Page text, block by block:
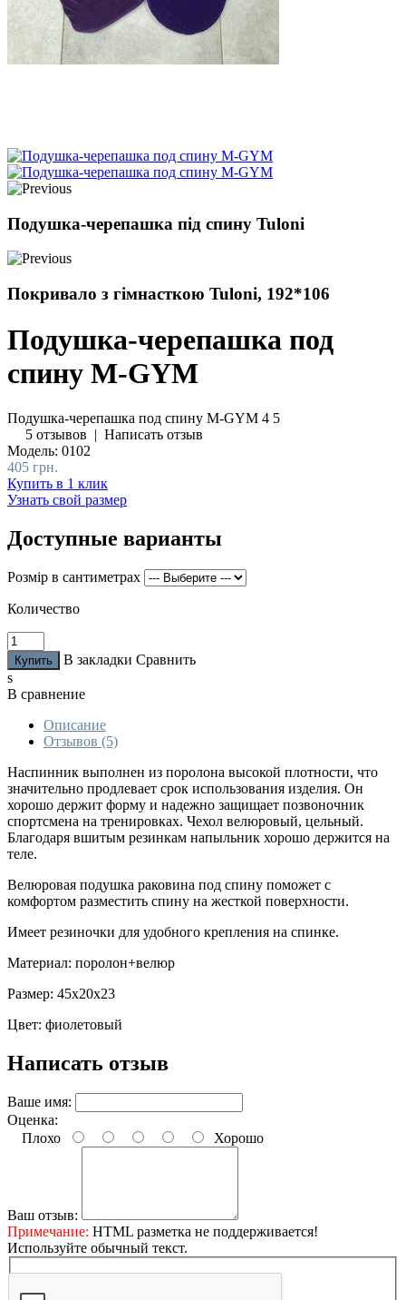
Подушка-черепашка під спину Tuloni
Покривало з гімнасткою Tuloni, 192*106
Подушка-черепашка под
спину М-GYM
Подушка-черепашка под спину М-GYM 4 5
5 отзывов | Написать отзыв
Модель: 0102
405 грн.
Купить в 1 клик
Узнать свой размер
Доступные варианты
Розмір в сантиметрах
Количество
В закладки Сравнить
s
В сравнение
Описание
Отзывов (5)
Наспинник выполнен из поролона высокой плотности, что
значительно продлевает срок использования изделия. Он
хорошо держит форму и надежно защищает позвоночник
спортсмена на тренировках. Чехол велюровый, цельный.
Благодаря вшитым резинкам напыльник хорошо держится на
теле.
Велюровая подушка раковина под спину поможет с
комфортом разместить спину на жесткой поверхности.
Имеет резиночки для удобного крепления на спинке.
Материал: поролон+велюр
Размер: 45х20х23
Цвет: фиолетовый
Написать отзыв
Ваше имя:
Оценка:
Плохо
Хорошо
Ваш отзыв:
Примечание: HTML разметка не поддерживается!
Используйте обычный текст.